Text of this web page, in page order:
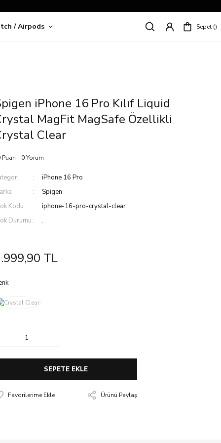
/ Airpods Sepet
iPhone 16 Pro Kılıf Liquid
MagFit MagSafe Özellikli
Clear
Puan - 0 Yorum
iPhone 16 Pro
Spigen
Kodu
iphone-16-pro-crystal-clear
Durumu
.
TL
SEPETE EKLE
Ürünü Paylaş